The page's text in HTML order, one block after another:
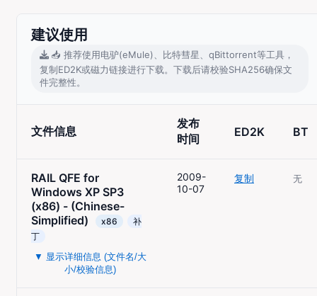
建议使用
📥 推荐使用电驴(eMule)、比特彗星、qBittorrent等工具，
复制ED2K或磁力链接进行下载。下载后请校验SHA256确保文
件完整性。
文件信息
发布
时间
ED2K BT
RAIL QFE for
Windows XP SP3
(x86) - (Chinese-
Simplified)
x86
补
丁
▼ 显示详细信息 (文件名/大
小/校验信息)
2009-
10-07
复制 无